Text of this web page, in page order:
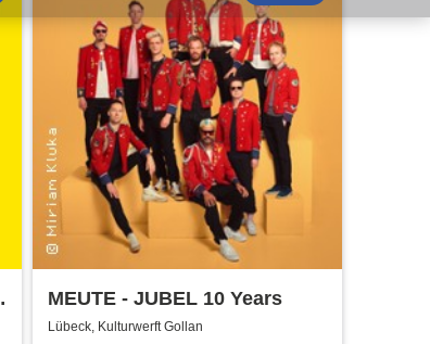
MEUTE - JUBEL 10 Years
Lübeck, Kulturwerft Gollan